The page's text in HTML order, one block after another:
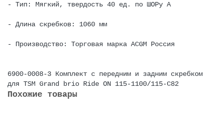
- Тип: Мягкий, твердость 40 ед. по ШОРу А
- Длина скребков: 1060 мм
- Производство: Торговая марка ACGM Россия
6900-0008-3 Комплект с передним и задним скребком
для TSM Grand brio Ride ON 115-1100/115-C82
Похожие товары